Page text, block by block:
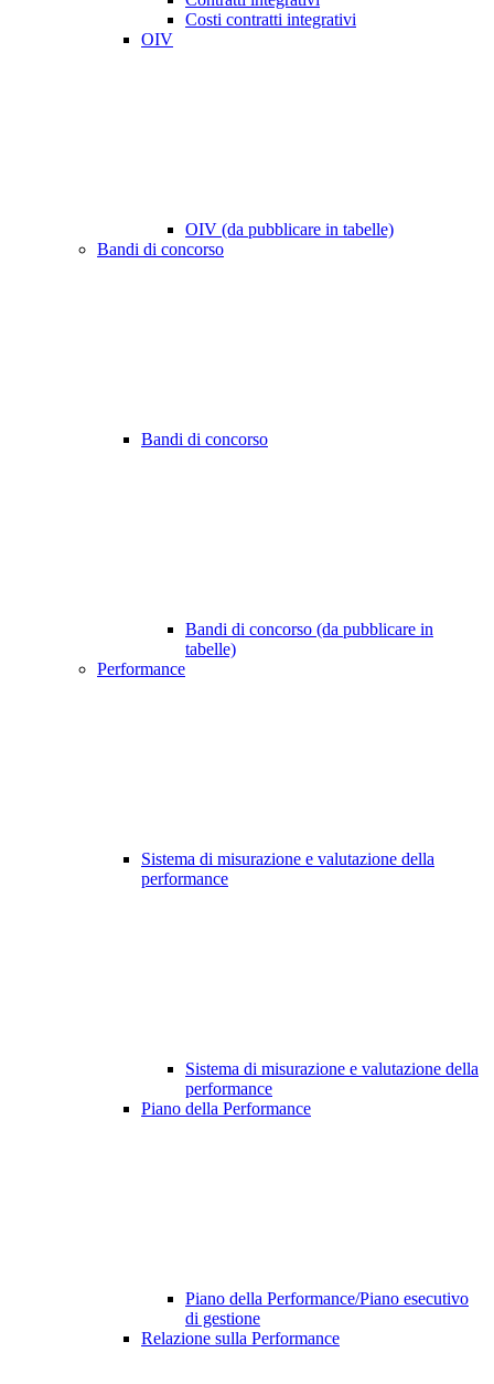
Costi contratti integrativi
OIV
OIV (da pubblicare in tabelle)
Bandi di concorso
Bandi di concorso
Bandi di concorso (da pubblicare in
tabelle)
Performance
Sistema di misurazione e valutazione della
performance
Sistema di misurazione e valutazione della
performance
Piano della Performance
Piano della Performance/Piano esecutivo
di gestione
Relazione sulla Performance